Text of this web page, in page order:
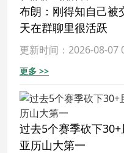
布朗：刚得知自己被
天在群聊里很活跃
更新时间：2026-08-07
更多 >>
过去5个赛季砍下30+
亚历山大第一